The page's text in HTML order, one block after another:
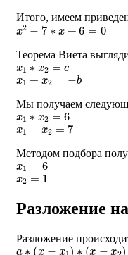
Итого, имеем
x2−7∗x+6=0
Теорема Виета
x1∗x2= c
x1 + x2 =− b
Мы получаем
x1∗x2=6
x1 + x2 =7
Методом подбора
x1=6
x2 =1
Разложение
Разложение
a ∗(x−x1)∗ (x−x2)=0